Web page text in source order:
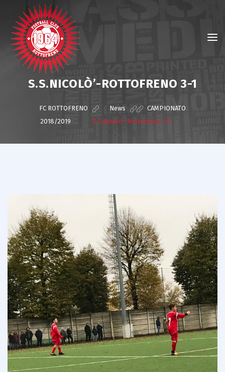
S.S.NICOLÒ’-ROTTOFRENO 3-1
FC ROTTOFRENO News > CAMPIONATO
2018/2019
S.S.Nicolò’-Rottofreno 3-1